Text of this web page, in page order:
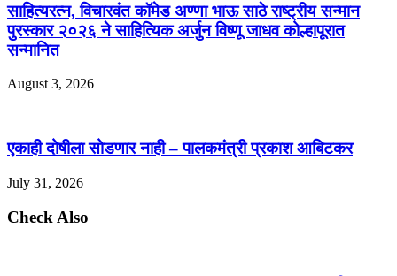
साहित्यरत्न, विचारवंत कॉमेड अण्णा भाऊ साठे राष्ट्रीय सन्मान
पुरस्कार २०२६ ने साहित्यिक अर्जुन विष्णू जाधव कोल्हापूरात
सन्मानित
August 3, 2026
एकाही दोषीला सोडणार नाही – पालकमंत्री प्रकाश आबिटकर
July 31, 2026
Check Also